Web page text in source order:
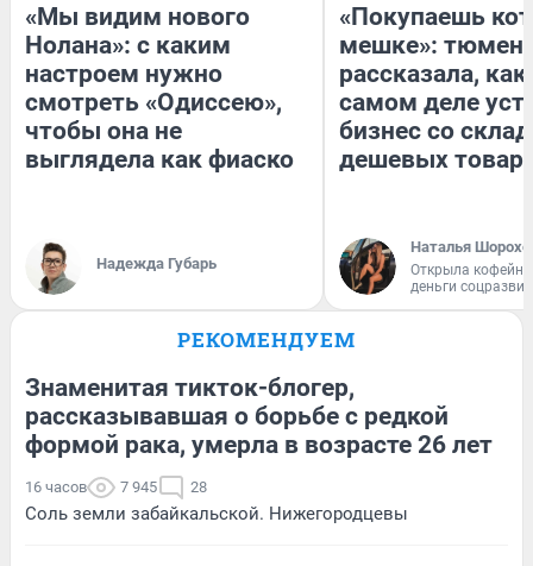
«Мы видим нового
Нолана»: с каким
настроем нужно
смотреть «Одиссею»,
чтобы она не
выглядела как фиаско
Надежда Губарь
«Покупаешь
мешке»:
рассказала, как
самом деле
бизнес со
дешевых
Наталья
Открыла
деньги
РЕКОМЕНДУЕМ
Знаменитая тикток-блогер,
рассказывавшая о борьбе с редкой
формой рака, умерла в возрасте 26 лет
16 часов 7 945 28
Соль земли забайкальской. Нижегородцевы